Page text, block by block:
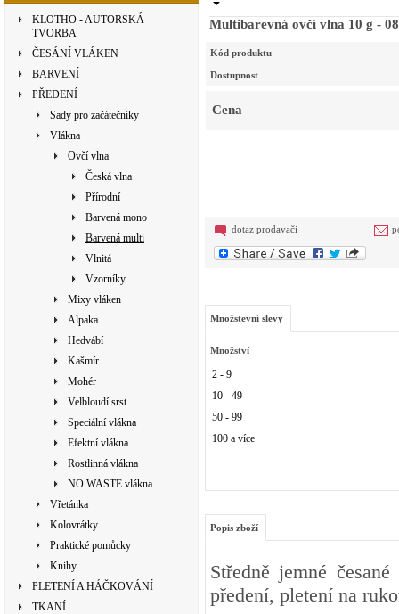
KLOTHO - AUTORSKÁ
TVORBA
ČESÁNÍ VLÁKEN
BARVENÍ
PŘEDENÍ
Sady pro začátečníky
Vlákna
Ovčí vlna
Česká vlna
Přírodní
Barvená mono
Barvená multi
Vlnitá
Vzorníky
Mixy vláken
Alpaka
Hedvábí
Kašmír
Mohér
Velbloudí srst
Speciální vlákna
Efektní vlákna
Rostlinná vlákna
NO WASTE vlákna
Vřetánka
Kolovrátky
Praktické pomůcky
Knihy
PLETENÍ A HÁČKOVÁNÍ
TKANÍ
Multibarevná ovčí vlna 10 g -
Kód produktu
Dostupnost
Cena
dotaz prodavači
Množstevní slevy
Množství
2 - 9
10 - 49
50 - 99
100 a více
Popis zboží
Středně jemné
předení, pletení na